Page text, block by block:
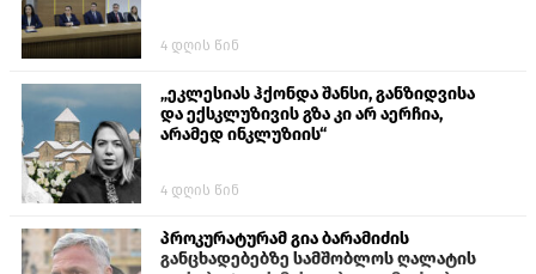
4 დღის წინ
„ეკლესიას ჰქონდა შანსი, განზიდვისა
და ექსკლუზივის გზა კი არ აერჩია,
არამედ ინკლუზიის“
4 დღის წინ
პროკურატურამ გია ბარამიძის
განცხადებებზე სამშობლოს ღალატის